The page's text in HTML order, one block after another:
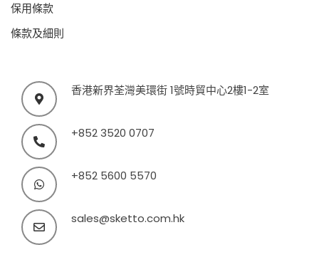
保用條款
條款及細則
香港新界荃灣美環街 1號時貿中心2樓1-2室
+852 3520 0707
+852 5600 5570
sales@sketto.com.hk